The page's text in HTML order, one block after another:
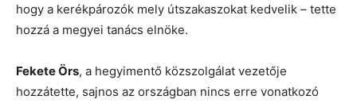
hogy a kerékpározók mely útszakaszokat kedvelik – tette
hozzá a megyei tanács elnöke.
Fekete Örs, a hegyimentő közszolgálat vezetője
hozzátette, sajnos az országban nincs erre vonatkozó